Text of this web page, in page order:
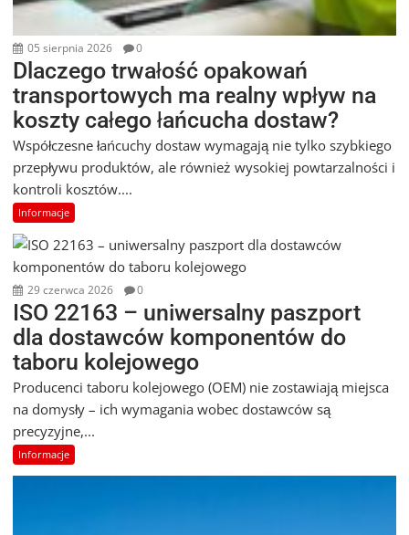
05 sierpnia 2026 0
Dlaczego trwałość opakowań
transportowych ma realny wpływ na
koszty całego łańcucha dostaw?
Współczesne łańcuchy dostaw wymagają nie tylko szybkiego
przepływu produktów, ale również wysokiej powtarzalności i
kontroli kosztów....
Informacje
29 czerwca 2026 0
ISO 22163 – uniwersalny paszport
dla dostawców komponentów do
taboru kolejowego
Producenci taboru kolejowego (OEM) nie zostawiają miejsca
na domysły – ich wymagania wobec dostawców są
precyzyjne,...
Informacje